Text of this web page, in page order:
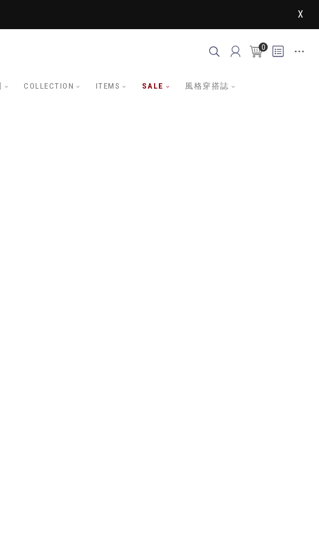
X
0
COLLECTION ITEMS SALE 風格穿搭誌